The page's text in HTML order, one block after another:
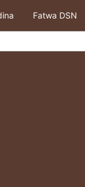
Fatwa DSN